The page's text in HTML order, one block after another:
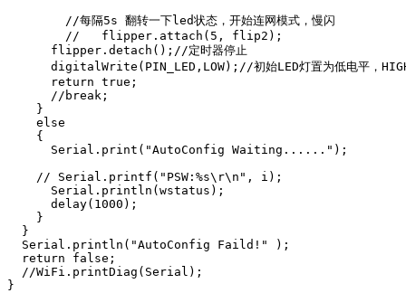
        //每隔5s 翻转一下led状态，开始连网模式，慢闪
        //   flipper.attach(5, flip2);
      flipper.detach();//定时器停止
digitalWrite(PIN_LED,LOW);//初始LED灯置为低电平，HIGH
      return true;
      //break;
    }
    else
    {
      Serial.print("AutoConfig Waiting......");
    // Serial.printf("PSW:%s\r\n", i);
      Serial.println(wstatus);
      delay(1000);
    }
  }
  Serial.println("AutoConfig Faild!" );
  return false;
  //WiFi.printDiag(Serial);
}